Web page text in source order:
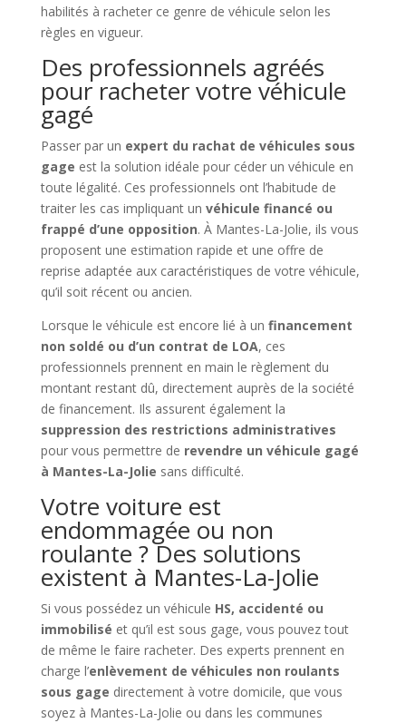
habilités à racheter ce genre de véhicule selon les
règles en vigueur.
Des professionnels agréés
pour racheter votre véhicule
gagé
Passer par un expert du rachat de véhicules sous
gage est la solution idéale pour céder un véhicule en
toute légalité. Ces professionnels ont l’habitude de
traiter les cas impliquant un véhicule financé ou
frappé d’une opposition. À Mantes-La-Jolie, ils vous
proposent une estimation rapide et une offre de
reprise adaptée aux caractéristiques de votre véhicule,
qu’il soit récent ou ancien.
Lorsque le véhicule est encore lié à un financement
non soldé ou d’un contrat de LOA, ces
professionnels prennent en main le règlement du
montant restant dû, directement auprès de la société
de financement. Ils assurent également la
suppression des restrictions administratives
pour vous permettre de revendre un véhicule gagé
à Mantes-La-Jolie sans difficulté.
Votre voiture est
endommagée ou non
roulante ? Des solutions
existent à Mantes-La-Jolie
Si vous possédez un véhicule HS, accidenté ou
immobilisé et qu’il est sous gage, vous pouvez tout
de même le faire racheter. Des experts prennent en
charge l’enlèvement de véhicules non roulants
sous gage directement à votre domicile, que vous
soyez à Mantes-La-Jolie ou dans les communes